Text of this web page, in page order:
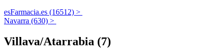
esFarmacia.es (16512) >
Navarra (630) >
Villava/Atarrabia (7)